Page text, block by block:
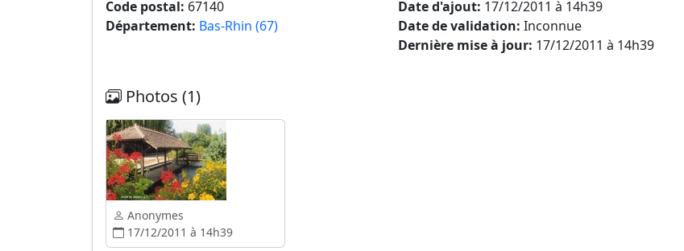
Code postal: 67140
Département: Bas-Rhin (67)
Date d'ajout: 17/12/2011 à 14h39
Date de validation: Inconnue
Dernière mise à jour: 17/12/2011 à 14h39
Photos (1)
Anonymes
17/12/2011 à 14h39